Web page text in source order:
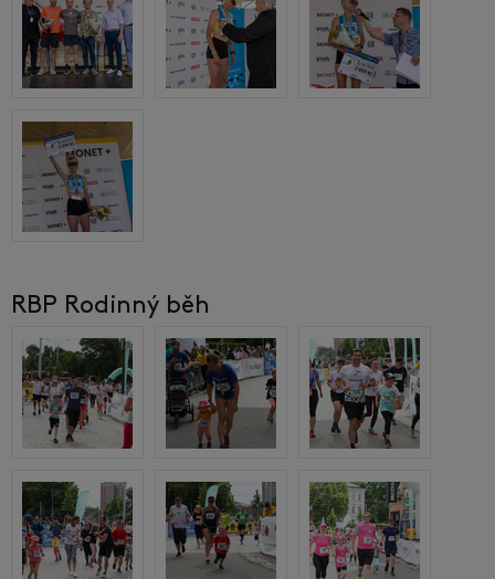
RBP Rodinný běh